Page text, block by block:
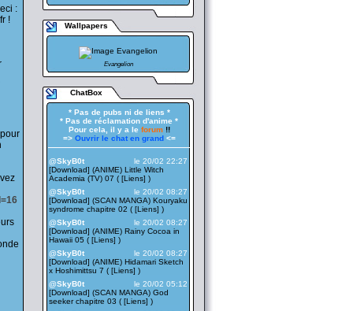
:
!
Wallpapers
Evangelion
ChatBox
* Pas de pubs ni de liens *
* Pas de réclamation d'anime *
Pour cela, il y a le forum!!
=> Ouvrir le chat en grand<=
——————————————————
@SkyB0t
le 20/02 22:27
[Download] (ANIME) Little Witch
Academia (TV) 07 ( [Liens] )
@SkyB0t
le 20/02 08:27
[Download] (SCAN MANGA) Kouryaku
syndrome chapitre 02 ( [Liens] )
@SkyB0t
le 20/02 08:27
[Download] (ANIME) Rainy Cocoa in
Hawaii 05 ( [Liens] )
@SkyB0t
le 20/02 08:27
[Download] (ANIME) Hidamari Sketch
x Hoshimittsu 7 ( [Liens] )
@SkyB0t
le 20/02 05:12
[Download] (SCAN MANGA) God
seeker chapitre 03 ( [Liens] )